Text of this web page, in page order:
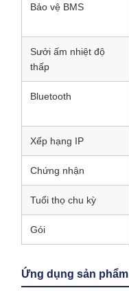
Bảo vệ BMS
Sưởi ấm nhiệt độ
thấp
Bluetooth
Xếp hạng IP
Chứng nhận
Tuổi thọ chu kỳ
Gói
Ứng dụng sản phẩm